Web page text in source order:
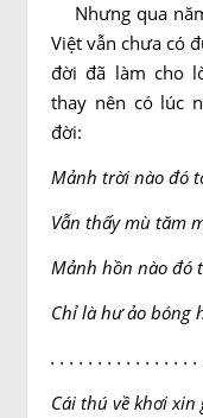
Nhưng qua
Việt vẫn chưa có
đời đã làm cho
thay nên có lúc
đời:
Mảnh trời nào đó
Vẫn thấy mù tăm
Mảnh hồn nào đó
Chỉ là hư ảo bóng
. . . . . . . . . . . . . . . .
Cái thú về khơi xin